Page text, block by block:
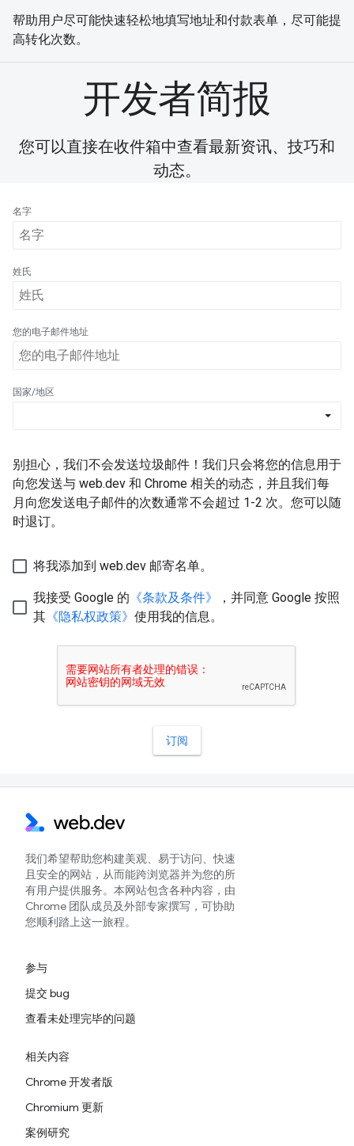
帮助用户尽可能快速轻松地填写地址和付款表单，尽可能提
高转化次数。
开发者简报
您可以直接在收件箱中查看最新资讯、技巧和
动态。
我们希望帮助您构建美观、易于访问、快速
且安全的网站，从而能跨浏览器并为您的所
有用户提供服务。本网站包含各种内容，由
Chrome 团队成员及外部专家撰写，可协助
您顺利踏上这一旅程。
参与
提交 bug
查看未处理完毕的问题
相关内容
Chrome 开发者版
Chromium 更新
案例研究